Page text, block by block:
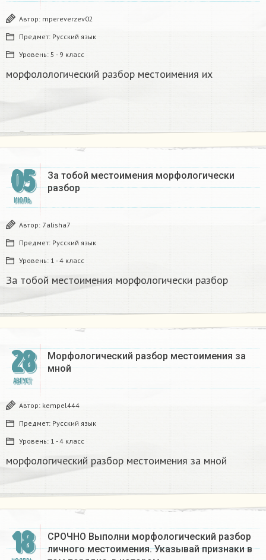
Автор: mpereverzev02
Предмет: Русский язык
Уровень: 5 - 9 класс
морфолологический разбор местоимения их
05
ИЮЛЬ
За тобой местоимения морфологически
разбор
Автор: 7alisha7
Предмет: Русский язык
Уровень: 1 - 4 класс
За тобой местоимения морфологически разбор
28
АВГУСТ
Морфологический разбор местоимения за
мной​
Автор: kempel444
Предмет: Русский язык
Уровень: 1 - 4 класс
морфологический разбор местоимения за мной​
18
СРОЧНО Выполни морфологический разбор
личного местоимения. Указывай признаки в